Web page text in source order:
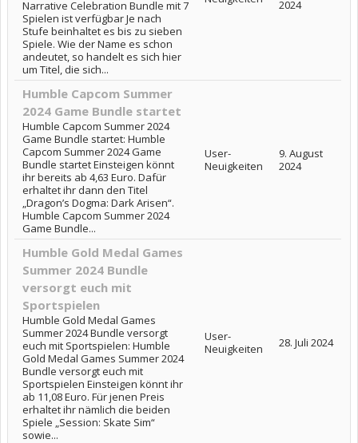
Narrative Celebration Bundle mit 7
Spielen ist verfügbar Je nach
Stufe beinhaltet es bis zu sieben
Spiele. Wie der Name es schon
andeutet, so handelt es sich hier
um Titel, die sich...
2024
Humble Capcom Summer
2024 Game Bundle startet
Humble Capcom Summer 2024
Game Bundle startet: Humble
Capcom Summer 2024 Game
Bundle startet Einsteigen könnt
ihr bereits ab 4,63 Euro. Dafür
erhaltet ihr dann den Titel
„Dragon’s Dogma: Dark Arisen“.
Humble Capcom Summer 2024
Game Bundle...
User-
Neuigkeiten
9. August
2024
Humble Gold Medal Games
Summer 2024 Bundle
versorgt euch mit
Sportspielen
Humble Gold Medal Games
Summer 2024 Bundle versorgt
euch mit Sportspielen: Humble
Gold Medal Games Summer 2024
Bundle versorgt euch mit
Sportspielen Einsteigen könnt ihr
ab 11,08 Euro. Für jenen Preis
erhaltet ihr nämlich die beiden
Spiele „Session: Skate Sim“
sowie...
User-
Neuigkeiten
28. Juli 2024